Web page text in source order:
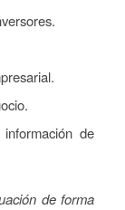
de
de forma